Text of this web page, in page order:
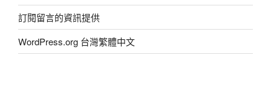
訂閱留言的資訊提供
WordPress.org 台灣繁體中文